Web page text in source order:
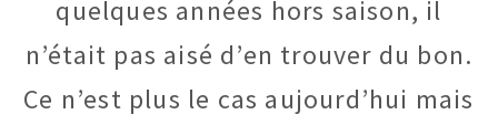
quelques années hors saison, il
n’était pas aisé d’en trouver du bon.
Ce n’est plus le cas aujourd’hui mais